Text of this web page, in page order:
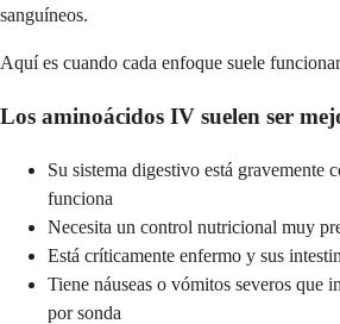
sanguíneos.
Aquí es cuando cada enfoque suele
Los aminoácidos IV suelen ser
Su sistema digestivo está gravemente
funciona
Necesita un control nutricional muy
Está críticamente enfermo y sus
Tiene náuseas o vómitos severos que
por sonda